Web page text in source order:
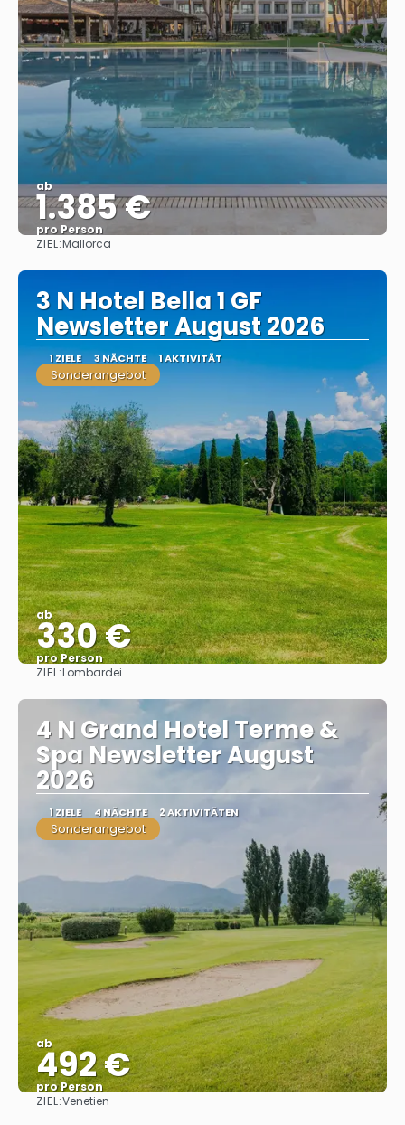
ab
1.385 €
pro Person
ZIEL:Mallorca
3 N Hotel Bella 1 GF
Newsletter August 2026
1 ZIELE 3 NÄCHTE 1 AKTIVITÄT
Sonderangebot
ab
330 €
pro Person
ZIEL:Lombardei
4 N Grand Hotel Terme &
Spa Newsletter August
2026
1 ZIELE 4 NÄCHTE 2 AKTIVITÄTEN
Sonderangebot
ab
492 €
pro Person
ZIEL:Venetien